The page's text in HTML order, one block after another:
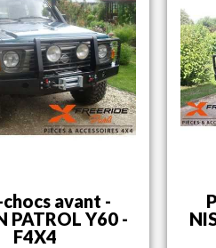
avant -
PATROL Y60 -
F4X4